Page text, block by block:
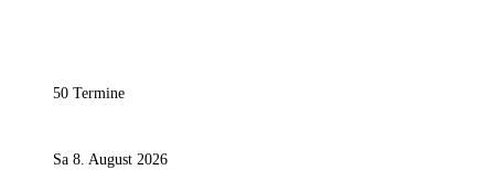
50 Termine
Sa 8. August 2026